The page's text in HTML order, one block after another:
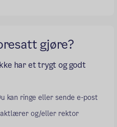
gjøre?
har et trygt og godt
kan ringe eller sende e-post
og/eller rektor